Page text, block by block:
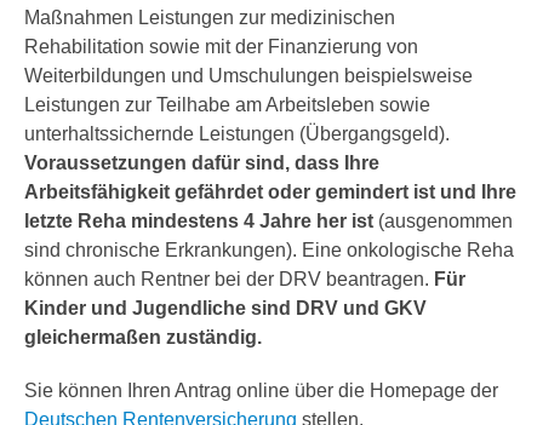
Maßnahmen Leistungen zur medizinischen
Rehabilitation sowie mit der Finanzierung von
Weiterbildungen und Umschulungen beispielsweise
Leistungen zur Teilhabe am Arbeitsleben sowie
unterhaltssichernde Leistungen (Übergangsgeld).
Voraussetzungen dafür sind, dass Ihre
Arbeitsfähigkeit gefährdet oder gemindert ist und Ihre
letzte Reha mindestens 4 Jahre her ist (ausgenommen
sind chronische Erkrankungen). Eine onkologische Reha
können auch Rentner bei der DRV beantragen. Für
Kinder und Jugendliche sind DRV und GKV
gleichermaßen zuständig.
Sie können Ihren Antrag online über die Homepage der
Deutschen Rentenversicherung stellen.